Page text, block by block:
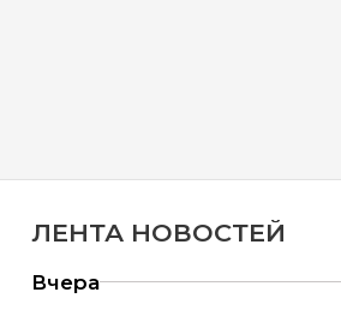
ЛЕНТА НОВОСТЕЙ
Вчера